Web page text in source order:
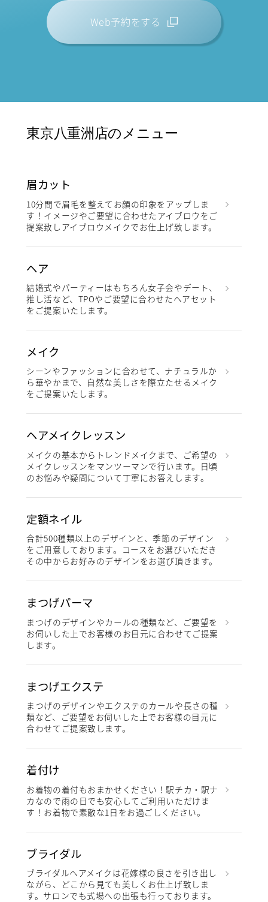
Web予約をする
東京八重洲店のメニュー
眉カット
10分間で眉毛を整えてお顔の印象をアップしま
す！イメージやご要望に合わせたアイブロウをご
提案致しアイブロウメイクでお仕上げ致します。
ヘア
結婚式やパーティーはもちろん女子会やデート、
推し活など、TPOやご要望に合わせたヘアセット
をご提案いたします。
メイク
シーンやファッションに合わせて、ナチュラルか
ら華やかまで、自然な美しさを際立たせるメイク
をご提案いたします。
ヘアメイクレッスン
メイクの基本からトレンドメイクまで、ご希望の
メイクレッスンをマンツーマンで行います。日頃
のお悩みや疑問について丁寧にお答えします。
定額ネイル
合計500種類以上のデザインと、季節のデザイン
をご用意しております。コースをお選びいただき
その中からお好みのデザインをお選び頂きます。
まつげパーマ
まつげのデザインやカールの種類など、ご要望を
お伺いした上でお客様のお目元に合わせてご提案
します。
まつげエクステ
まつげのデザインやエクステのカールや長さの種
類など、ご要望をお伺いした上でお客様の目元に
合わせてご提案致します。
着付け
お着物の着付もおまかせください！駅チカ・駅ナ
カなので雨の日でも安心してご利用いただけま
す！お着物で素敵な1日をお過ごしください。
ブライダル
ブライダルヘアメイクは花嫁様の良さを引き出し
ながら、どこから見ても美しくお仕上げ致しま
す。サロンでも式場への出張も行っております。